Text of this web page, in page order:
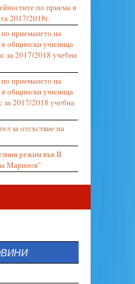
по приема в
2017/2018г.
приемането на
общински училища
за 2017/2018 учебна
приемането на
общински училища
за 2017/2018 учебна
за отсъствие на
режим във II
Маринов"